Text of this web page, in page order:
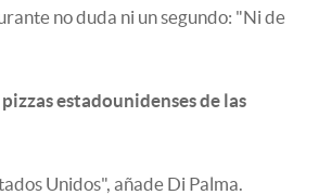
no duda ni un segundo: "Ni de
estadounidenses de las
Unidos", añade Di Palma.